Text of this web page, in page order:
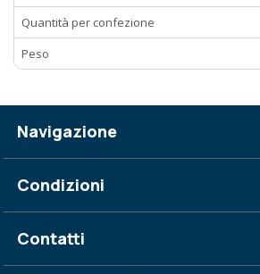
Quantità per confezione
Peso
Navigazione
Condizioni
Contatti